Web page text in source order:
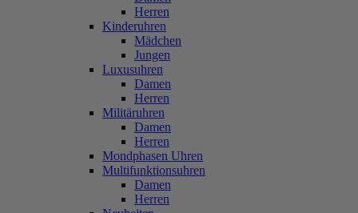
Herren
Kinderuhren
Mädchen
Jungen
Luxusuhren
Damen
Herren
Militäruhren
Damen
Herren
Mondphasen Uhren
Multifunktionsuhren
Damen
Herren